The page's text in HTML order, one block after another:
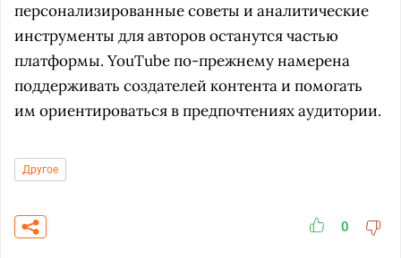
персонализированные советы и аналитические
инструменты для авторов останутся частью
платформы. YouTube по-прежнему намерена
поддерживать создателей контента и помогать
им ориентироваться в предпочтениях аудитории.
Другое
0